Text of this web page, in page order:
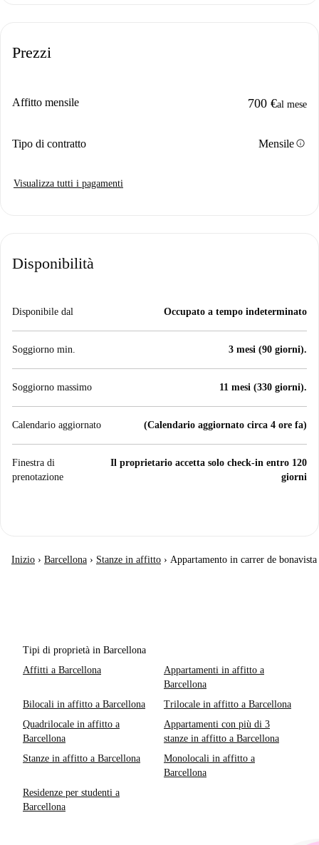
Prezzi
Affitto mensile 700 €al mese
Tipo di contratto Mensileinfo
Visualizza tutti i pagamenti
Disponibilità
Disponibile dal Occupato a tempo indeterminato
Soggiorno min. 3 mesi (90 giorni).
Soggiorno massimo 11 mesi (330 giorni).
Calendario aggiornato (Calendario aggiornato circa 4 ore fa)
Finestra di
prenotazione
Il proprietario accetta solo check-in entro 120
giorni
Inizio › Barcellona › Stanze in affitto › Appartamento in carrer de bonavista
Tipi di proprietà in Barcellona
Affitti a Barcellona
Appartamenti in affitto a
Barcellona
Bilocali in affitto a Barcellona
Trilocale in affitto a Barcellona
Quadrilocale in affitto a
Barcellona
Appartamenti con più di 3
stanze in affitto a Barcellona
Stanze in affitto a Barcellona
Monolocali in affitto a
Barcellona
Residenze per studenti a
Barcellona